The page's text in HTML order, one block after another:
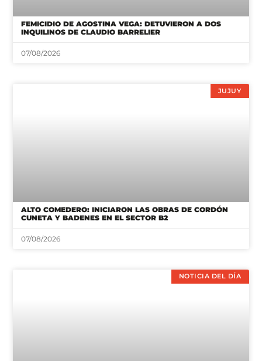
FEMICIDIO DE AGOSTINA VEGA: DETUVIERON A DOS
INQUILINOS DE CLAUDIO BARRELIER
07/08/2026
JUJUY
ALTO COMEDERO: INICIARON LAS OBRAS DE CORDÓN
CUNETA Y BADENES EN EL SECTOR B2
07/08/2026
NOTICIA DEL DÍA